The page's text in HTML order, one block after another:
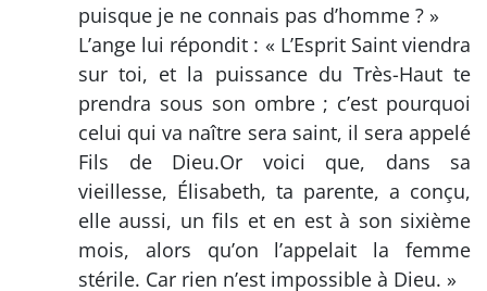
puisque je ne connais pas d’homme ? »
L’ange lui répondit : « L’Esprit Saint viendra
sur toi, et la puissance du Très-Haut te
prendra sous son ombre ; c’est pourquoi
celui qui va naître sera saint, il sera appelé
Fils de Dieu.Or voici que, dans sa
vieillesse, Élisabeth, ta parente, a conçu,
elle aussi, un fils et en est à son sixième
mois, alors qu’on l’appelait la femme
stérile. Car rien n’est impossible à Dieu. »